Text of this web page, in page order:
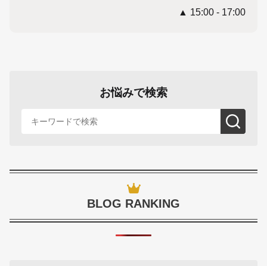
▲ 15:00 - 17:00
お悩みで検索
BLOG RANKING